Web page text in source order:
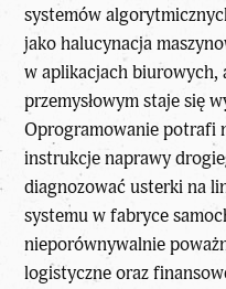
systemów
jako halucynacja
w aplikacjach biurowych,
przemysłowym staje się
Oprogramowanie potrafi
instrukcje naprawy
diagnozować usterki na
systemu w fabryce
nieporównywalnie
logistyczne oraz